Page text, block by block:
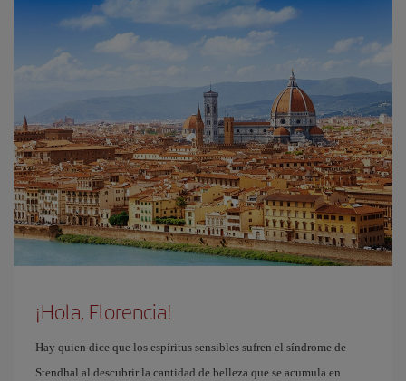
¡Hola, Florencia!
Hay quien dice que los espíritus sensibles sufren el síndrome de
Stendhal al descubrir la cantidad de belleza que se acumula en